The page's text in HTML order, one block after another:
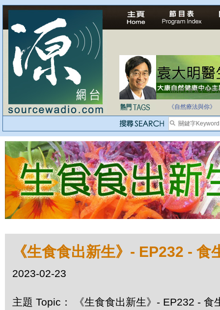
法治社會並不等同
自家教育合法化-
《自然療法與你》
《生食食出新生》- EP232 - 食
2023-02-23
主題 Topic： 《生食食出新生》- EP232 - 食